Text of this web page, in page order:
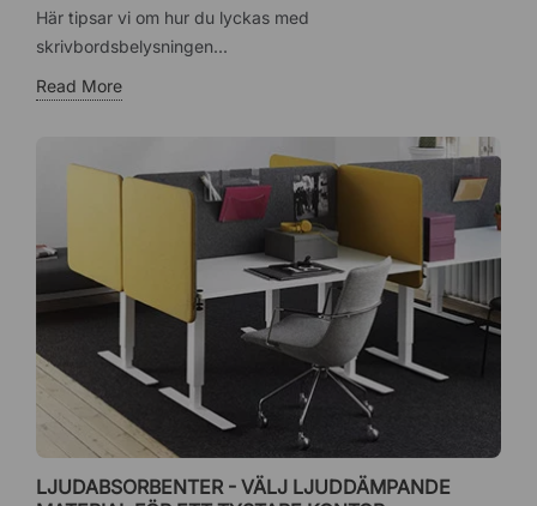
Här tipsar vi om hur du lyckas med
skrivbordsbelysningen...
Read More
LJUDABSORBENTER - VÄLJ LJUDDÄMPANDE